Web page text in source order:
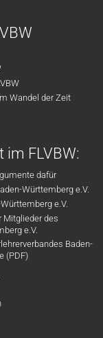
Wandel der Zeit
im FLVBW:
dafür
Württemberg e.V.
e.V.
Mitglieder des
e.V.
Baden-
(PDF)